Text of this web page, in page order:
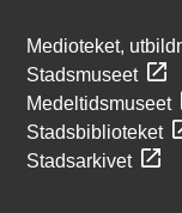
Medioteket,
Stadsmuseet
Medeltidsmuseet
Stadsbiblioteket
Stadsarkivet